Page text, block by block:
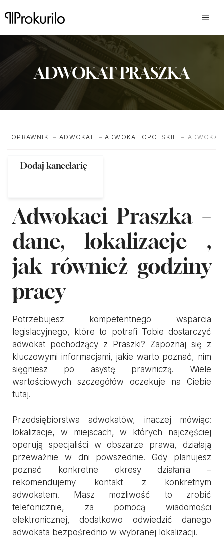
do
ADWOKAT PRASZKA
TOPRAWNIK ADWOKAT ADWOKAT OPOLSKIE
Dodaj kancelarię
Adwokaci Praszka –
dane, lokalizacje ,
jak również godziny
pracy
Potrzebujesz kompetentnego wsparcia
legislacyjnego, które to potrafi Tobie dostarczyć
adwokat pochodzący z Praszki? Zapoznaj się z
kluczowymi informacjami, jakie warto poznać, nim
sięgniesz po asystę prawniczą. Wiele
wartościowych szczegółów oczekuje na Ciebie
tutaj.
Przedsiębiorstwa adwokatów, inaczej mówiąc:
lokalizacje, w miejscach, w których najczęściej
operują specjaliści w obszarze prawa, działają
przeważnie w dni powszednie. Gdy planujesz
poznać konkretne okresy działania –
rekomendujemy kontakt z konkretnym
adwokatem. Masz możliwość to zrobić
telefonicznie, za pomocą wiadomości
elektronicznej, dodatkowo odwiedzić danego
adwokata bezpośrednio w wybranej lokalizacji.